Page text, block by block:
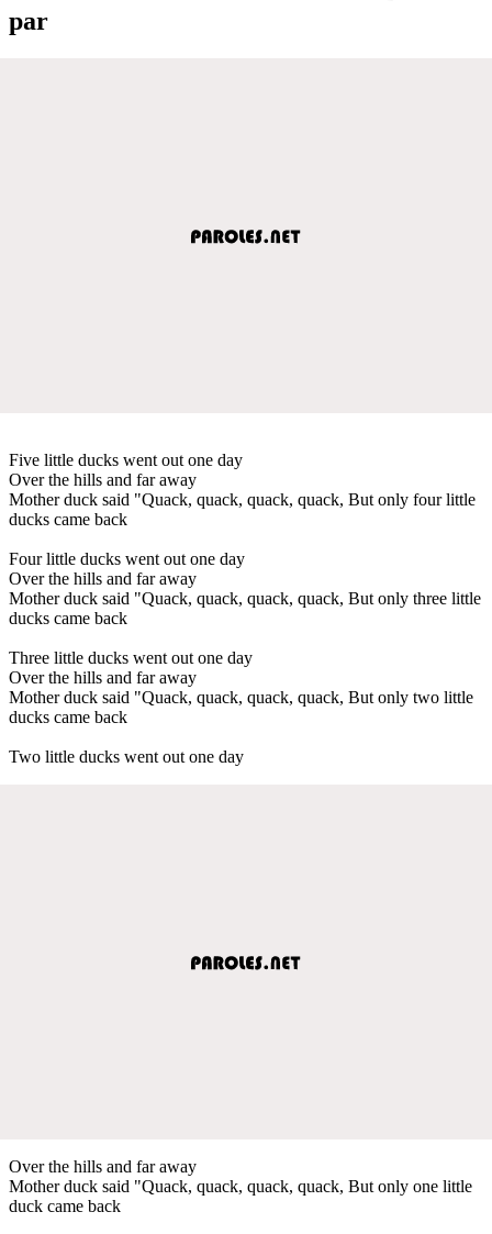
par
Five little ducks went out one day
Over the hills and far away
Mother duck said "Quack, quack, quack, quack, But only four little
ducks came back
Four little ducks went out one day
Over the hills and far away
Mother duck said "Quack, quack, quack, quack, But only three little
ducks came back
Three little ducks went out one day
Over the hills and far away
Mother duck said "Quack, quack, quack, quack, But only two little
ducks came back
Two little ducks went out one day
Over the hills and far away
Mother duck said "Quack, quack, quack, quack, But only one little
duck came back